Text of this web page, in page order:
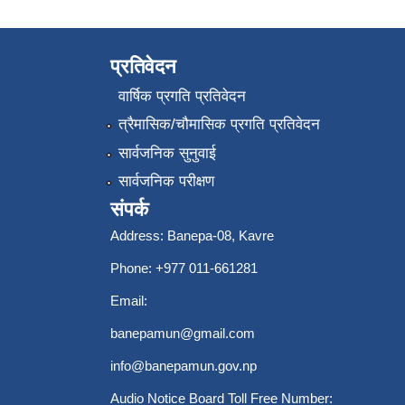
प्रतिवेदन
वार्षिक प्रगति प्रतिवेदन
त्रैमासिक/चौमासिक प्रगति प्रतिवेदन
सार्वजनिक सुनुवाई
सार्वजनिक परीक्षण
संपर्क
Address: Banepa-08, Kavre
Phone: +977 011-661281
Email:
banepamun@gmail.com
info@banepamun.gov.np
Audio Notice Board Toll Free Number: